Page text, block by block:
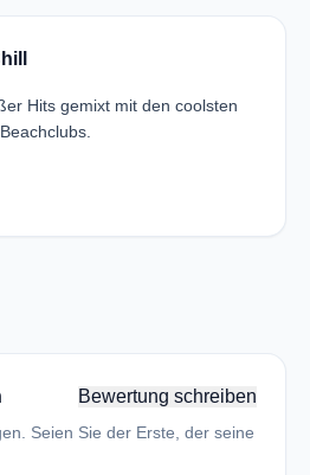
Hits gemixt mit den coolsten
Bewertung schreiben
Seien Sie der Erste, der seine